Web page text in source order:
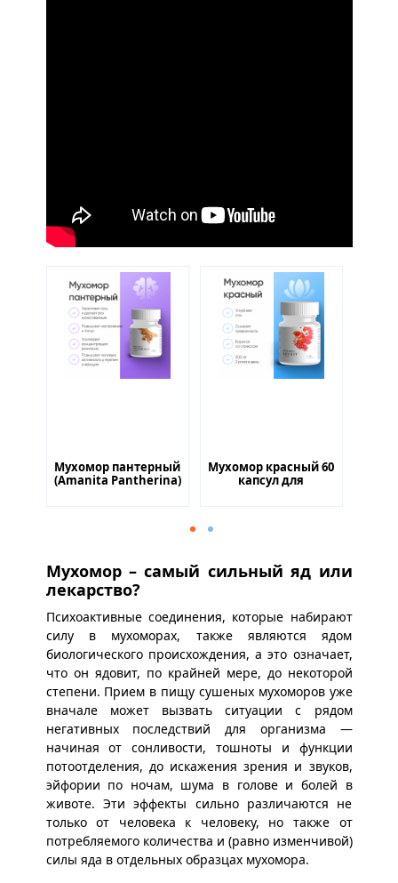
Мухомор пантерный
(Amanita Pantherina)
стимуляции обмена
Мухомор красный 60
капсул для
умственной и
Мухомор – самый сильный яд или
лекарство?
Психоактивные соединения, которые набирают
силу в мухоморах, также являются ядом
биологического происхождения, а это означает,
что он ядовит, по крайней мере, до некоторой
степени. Прием в пищу сушеных мухоморов уже
вначале может вызвать ситуации с рядом
негативных последствий для организма —
начиная от сонливости, тошноты и функции
потоотделения, до искажения зрения и звуков,
эйфории по ночам, шума в голове и болей в
животе. Эти эффекты сильно различаются не
только от человека к человеку, но также от
потребляемого количества и (равно изменчивой)
силы яда в отдельных образцах мухомора.